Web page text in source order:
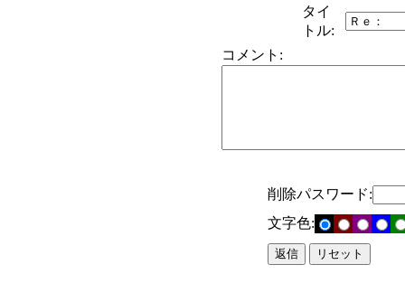
タイ
トル:
コメント:
削除パスワード:
文字色: